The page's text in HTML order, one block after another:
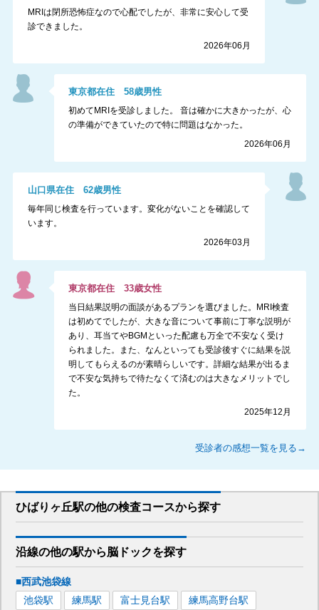
MRIは閉所恐怖症なので心配でしたが、非常に安心して受
診できました。
2026年06月
東京都在住58歳男性
初めてMRIを受診しました。 音は確かに大きかったが、心
の準備ができていたので特に問題はなかった。
2026年06月
山口県在住 62歳男性
毎年同じ検査を行っています。変化がないことを確認して
います。
2026年03月
東京都在住33歳女性
当日結果説明の面談があるプランを選びました。MRI検査
は初めてでしたが、大きな音について事前に丁寧な説明が
あり、耳当てやBGMといった配慮も万全で不安なく受け
られました。また、なんといっても受診後すぐに結果を説
明してもらえるのが素晴らしいです。詳細な結果が出るま
で不安な気持ちで待たなくて済むのは大きなメリットでし
た。
2025年12月
受診者の感想一覧を見る→
ひばりヶ丘駅の他の検査コースから探す
沿線の他の駅から脳ドックを探す
■西武池袋線
池袋駅 練馬駅 富士見台駅 練馬高野台駅